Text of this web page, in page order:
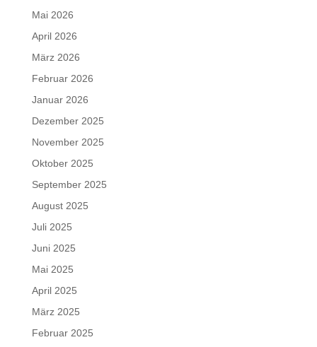
Mai 2026
April 2026
März 2026
Februar 2026
Januar 2026
Dezember 2025
November 2025
Oktober 2025
September 2025
August 2025
Juli 2025
Juni 2025
Mai 2025
April 2025
März 2025
Februar 2025